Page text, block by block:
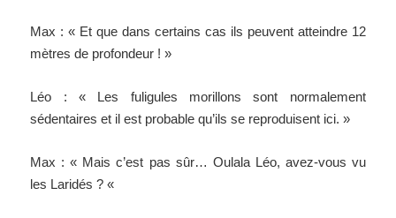
Max : « Et que dans certains cas ils peuvent atteindre 12
mètres de profondeur ! »
Léo : « Les fuligules morillons sont normalement
sédentaires et il est probable qu’ils se reproduisent ici. »
Max : « Mais c’est pas sûr… Oulala Léo, avez-vous vu
les Laridés ? «